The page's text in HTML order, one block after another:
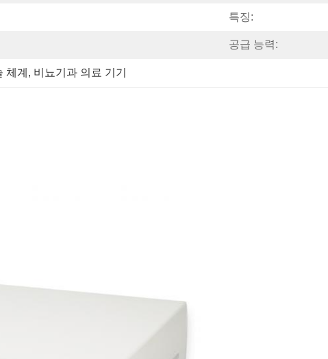
특징:
공급 능력:
체계 , 비뇨기과 의료 기기